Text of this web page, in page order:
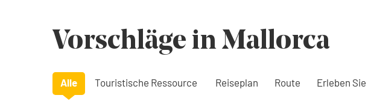
Vorschläge in Mallorca
Alle Touristische Ressource Reiseplan Route Erleben Sie